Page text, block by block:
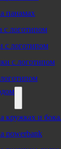
панамах
с логотипом
с логотипом
с логотипом
кружках и
powerbank